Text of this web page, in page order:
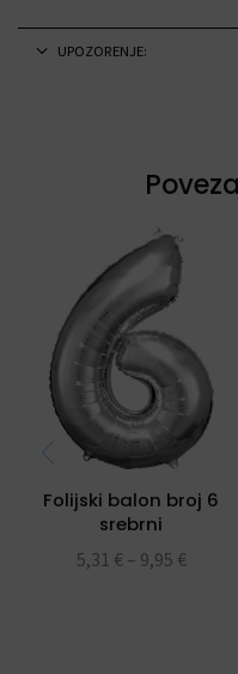
UPOZORENJE:
Folijski balon broj 6
srebrni
5,31 € – 9,95 €